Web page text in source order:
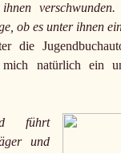
ob es unter ihnen
die
natürlich ein
führt
und